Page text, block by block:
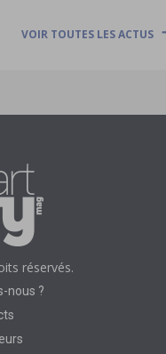
VOIR TOUTES LES ACTUS
réservés.
nous ?